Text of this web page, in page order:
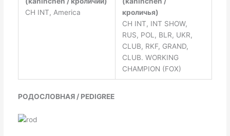
CH INT, America
кроличья)
СН INT, INT SHOW,
RUS, POL, BLR, UKR,
CLUB, RKF, GRAND,
CLUB. WORKING
CHAMPION (FOX)
РОДОСЛОВНАЯ / PEDIGREE